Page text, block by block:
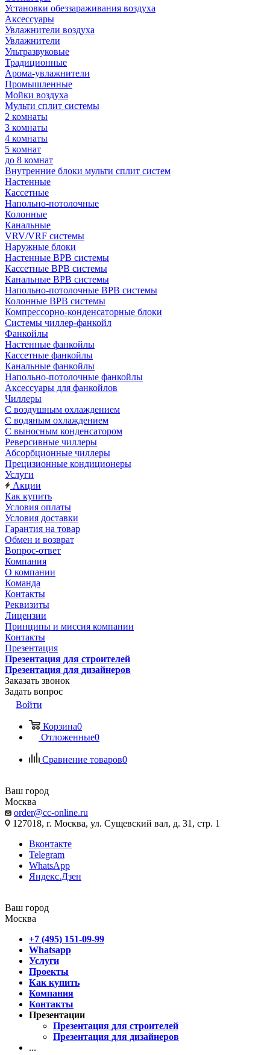
Установки обеззараживания воздуха
Аксессуары
Увлажнители воздуха
Увлажнители
Ультразвуковые
Традиционные
Арома-увлажнители
Промышленные
Мойки воздуха
Мульти сплит системы
2 комнаты
3 комнаты
4 комнаты
5 комнат
до 8 комнат
Внутренние блоки мульти сплит систем
Настенные
Кассетные
Напольно-потолочные
Колонные
Канальные
VRV/VRF системы
Наружные блоки
Настенные ВРВ системы
Кассетные ВРВ системы
Канальные ВРВ системы
Напольно-потолочные ВРВ системы
Колонные ВРВ системы
Компрессорно-конденсаторные блоки
Системы чиллер-фанкойл
Фанкойлы
Настенные фанкойлы
Кассетные фанкойлы
Канальные фанкойлы
Напольно-потолочные фанкойлы
Аксессуары для фанкойлов
Чиллеры
С воздушным охлаждением
С водяным охлаждением
С выносным конденсатором
Реверсивные чиллеры
Абсорбционные чиллеры
Прецизионные кондиционеры
Услуги
Акции
Как купить
Условия оплаты
Условия доставки
Гарантия на товар
Обмен и возврат
Вопрос-ответ
Компания
О компании
Команда
Контакты
Реквизиты
Лицензии
Принципы и миссия компании
Контакты
Презентация
Презентация для строителей
Презентация для дизайнеров
Заказать звонок
Задать вопрос
Войти
Корзина0
Отложенные0
Сравнение товаров0
Ваш город
Москва
order@cc-online.ru
127018, г. Москва, ул. Сущевский вал, д. 31, стр. 1
Вконтакте
Telegram
WhatsApp
Яндекс.Дзен
Ваш город
Москва
+7 (495) 151-09-99
Whatsapp
Услуги
Проекты
Как купить
Компания
Контакты
Презентации
Презентация для строителей
Презентация для дизайнеров
...